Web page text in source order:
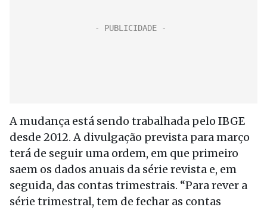
A mudança está sendo trabalhada pelo IBGE
desde 2012. A divulgação prevista para março
terá de seguir uma ordem, em que primeiro
saem os dados anuais da série revista e, em
seguida, das contas trimestrais. “Para rever a
série trimestral, tem de fechar as contas